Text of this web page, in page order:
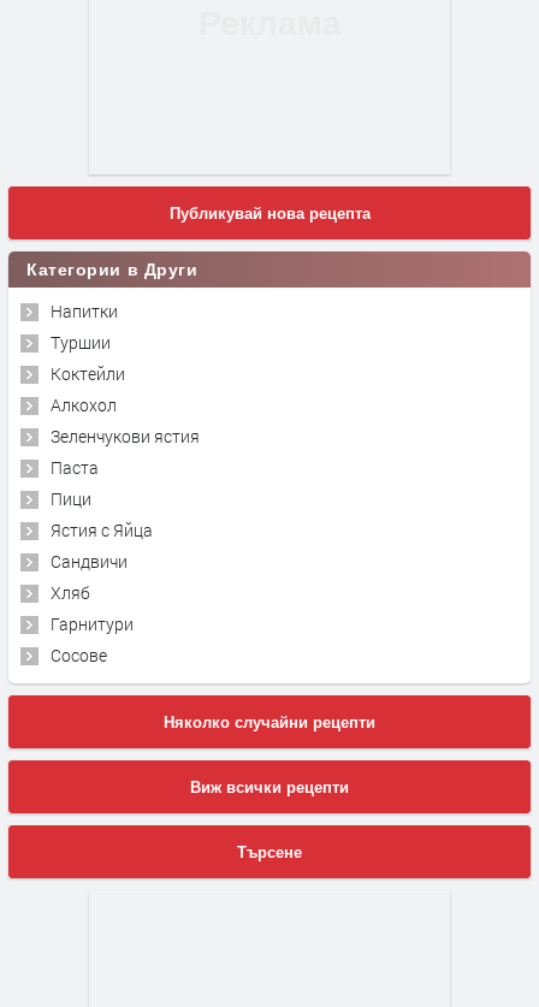
Публикувай нова рецепта
Категории в Други
Напитки
Туршии
Коктейли
Алкохол
Зеленчукови ястия
Паста
Пици
Ястия с Яйца
Сандвичи
Хляб
Гарнитури
Сосове
Няколко случайни рецепти
Виж всички рецепти
Търсене